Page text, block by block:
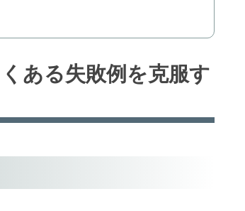
ある失敗例を克服す